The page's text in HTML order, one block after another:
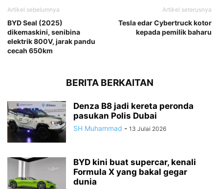
Artikel sebelumnya
BYD Seal (2025)
dikemaskini, senibina
elektrik 800V, jarak pandu
cecah 650km
Artikel seterusnya
Tesla edar Cybertruck kotor
kepada pemilik baharu
BERITA BERKAITAN
Denza B8 jadi kereta peronda
pasukan Polis Dubai
SH Muhammad - 13 Julai 2026
BYD kini buat supercar, kenali
Formula X yang bakal gegar
dunia